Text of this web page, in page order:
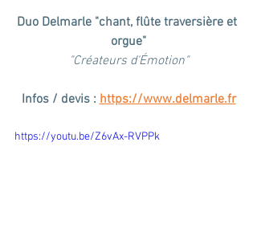
Duo Delmarle "chant, flûte traversière et
orgue"
"Créateurs d'Émotion"
Infos / devis : https://www.delmarle.fr
https://youtu.be/Z6vAx-RVPPk